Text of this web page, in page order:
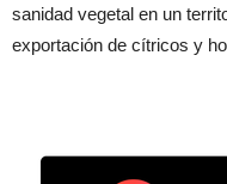
sanidad vegetal en un
exportación de cítricos y